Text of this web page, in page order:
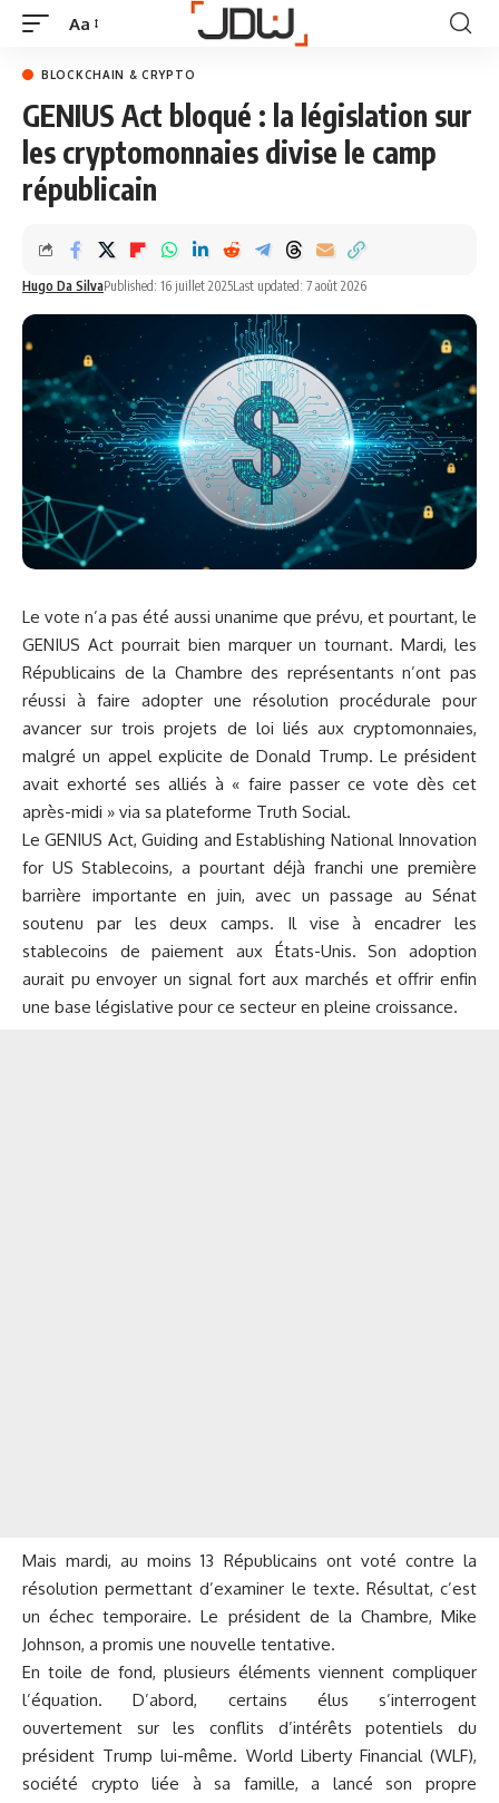
Aa
BLOCKCHAIN & CRYPTO
GENIUS Act bloqué : la législation sur
les cryptomonnaies divise le camp
républicain
Hugo Da SilvaPublished: 16 juillet 2025Last updated: 7 août 2026
Le vote n’a pas été aussi unanime que prévu, et pourtant, le
GENIUS Act pourrait bien marquer un tournant. Mardi, les
Républicains de la Chambre des représentants n’ont pas
réussi à faire adopter une résolution procédurale pour
avancer sur trois projets de loi liés aux cryptomonnaies,
malgré un appel explicite de Donald Trump. Le président
avait exhorté ses alliés à « faire passer ce vote dès cet
après-midi » via sa plateforme Truth Social.
Le GENIUS Act, Guiding and Establishing National Innovation
for US Stablecoins, a pourtant déjà franchi une première
barrière importante en juin, avec un passage au Sénat
soutenu par les deux camps. Il vise à encadrer les
stablecoins de paiement aux États-Unis. Son adoption
aurait pu envoyer un signal fort aux marchés et offrir enfin
une base législative pour ce secteur en pleine croissance.
Mais mardi, au moins 13 Républicains ont voté contre la
résolution permettant d’examiner le texte. Résultat, c’est
un échec temporaire. Le président de la Chambre, Mike
Johnson, a promis une nouvelle tentative.
En toile de fond, plusieurs éléments viennent compliquer
l’équation. D’abord, certains élus s’interrogent
ouvertement sur les conflits d’intérêts potentiels du
président Trump lui-même. World Liberty Financial (WLF),
société crypto liée à sa famille, a lancé son propre